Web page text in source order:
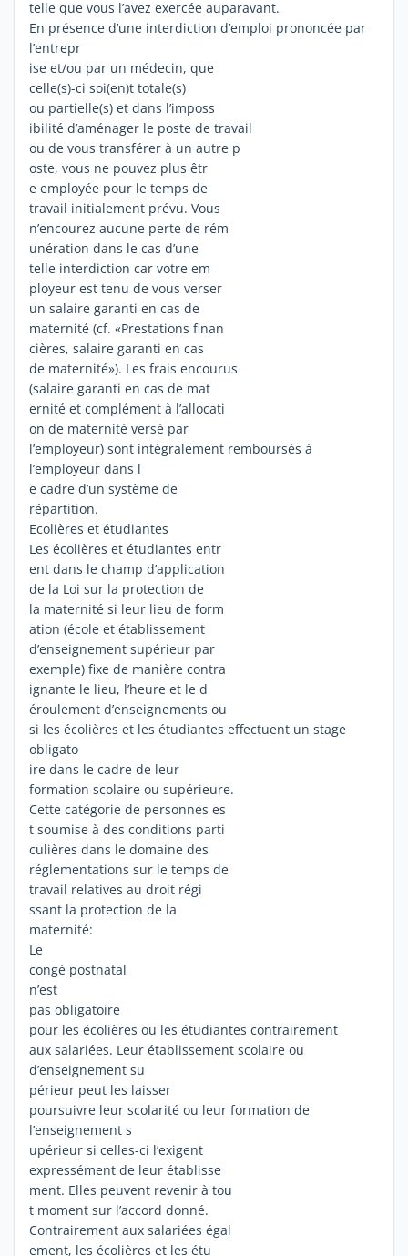
telle que vous l’avez exercée auparavant.
En présence d’une interdiction d’emploi prononcée par
l’entrepr
ise et/ou par un médecin, que
celle(s)-ci soi(en)t totale(s)
ou partielle(s) et dans l’imposs
ibilité d’aménager le poste de travail
ou de vous transférer à un autre p
oste, vous ne pouvez plus êtr
e employée pour le temps de
travail initialement prévu. Vous
n’encourez aucune perte de rém
unération dans le cas d’une
telle interdiction car votre em
ployeur est tenu de vous verser
un salaire garanti en cas de
maternité (cf. «Prestations finan
cières, salaire garanti en cas
de maternité»). Les frais encourus
(salaire garanti en cas de mat
ernité et complément à l’allocati
on de maternité versé par
l’employeur) sont intégralement remboursés à
l’employeur dans l
e cadre d’un système de
répartition.
Ecolières et étudiantes
Les écolières et étudiantes entr
ent dans le champ d’application
de la Loi sur la protection de
la maternité si leur lieu de form
ation (école et établissement
d’enseignement supérieur par
exemple) fixe de manière contra
ignante le lieu, l’heure et le d
éroulement d’enseignements ou
si les écolières et les étudiantes effectuent un stage
obligato
ire dans le cadre de leur
formation scolaire ou supérieure.
Cette catégorie de personnes es
t soumise à des conditions parti
culières dans le domaine des
réglementations sur le temps de
travail relatives au droit régi
ssant la protection de la
maternité:
Le
congé postnatal
n’est
pas obligatoire
pour les écolières ou les étudiantes contrairement
aux salariées. Leur établissement scolaire ou
d’enseignement su
périeur peut les laisser
poursuivre leur scolarité ou leur formation de
l’enseignement s
upérieur si celles-ci l’exigent
expressément de leur établisse
ment. Elles peuvent revenir à tou
t moment sur l’accord donné.
Contrairement aux salariées égal
ement, les écolières et les étu